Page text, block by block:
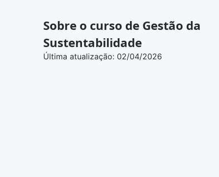
Sobre o curso de Gestão da
Sustentabilidade
Última atualização: 02/04/2026